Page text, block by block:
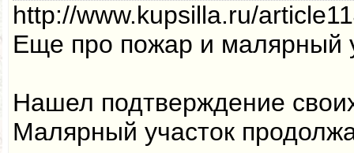
http://www.kupsilla.ru/
Еще про пожар и малярный
Нашел подтверждение
Малярный участок